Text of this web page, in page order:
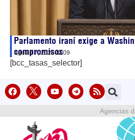
Parlamento iraní exige a
compromisos
agosto 7, 202602:09
[bcc_tasas_selector]
Agencias